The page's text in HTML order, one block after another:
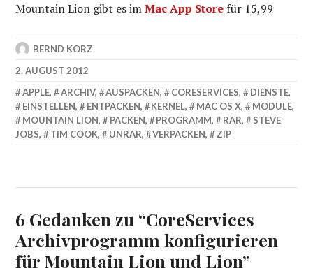
Mountain Lion gibt es imMac App Store für 15,99
BERND KORZ
2. AUGUST 2012
APPLE, ARCHIV, AUSPACKEN, CORESERVICES, DIENSTE,
EINSTELLEN, ENTPACKEN, KERNEL, MAC OS X, MODULE,
MOUNTAIN LION, PACKEN, PROGRAMM, RAR,
STEVE
JOBS, TIM COOK, UNRAR, VERPACKEN, ZIP
6 Gedanken zu “CoreServices
Archivprogramm konfigurieren
für Mountain Lion und Lion”